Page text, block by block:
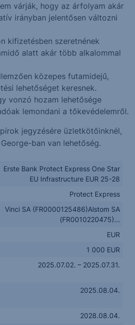
várják, hogy az árfolyam akár
irányban jelentősen változni
kifizetésben szeretnének
alatt akár több alkalommal
közepes futamidejű,
lehetőséget keresnek.
vonzó hozam lehetősége
lemondani a tőkevédelemről.
jegyzésére üzletkötőinknél,
ban van lehetőség.
Erste Bank Protect Express One Star
EU Infrastructure EUR 25-28
Protect Express
Vinci SA (FR0000125486)Alstom SA
(FR0010220475)...
EUR
1 000 EUR
2025.07.02. – 2025.07.31.
2025.08.04.
2028.08.04.